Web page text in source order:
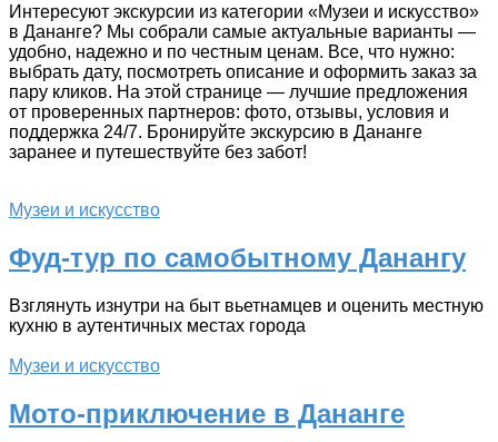
Интересуют экскурсии из категории «Музеи и искусство»
в Дананге? Мы собрали самые актуальные варианты —
удобно, надежно и по честным ценам. Все, что нужно:
выбрать дату, посмотреть описание и оформить заказ за
пару кликов. На этой странице — лучшие предложения
от проверенных партнеров: фото, отзывы, условия и
поддержка 24/7. Бронируйте экскурсию в Дананге
заранее и путешествуйте без забот!
Музеи и искусство
Фуд-тур по самобытному Данангу
Взглянуть изнутри на быт вьетнамцев и оценить местную
кухню в аутентичных местах города
Музеи и искусство
Мото-приключение в Дананге